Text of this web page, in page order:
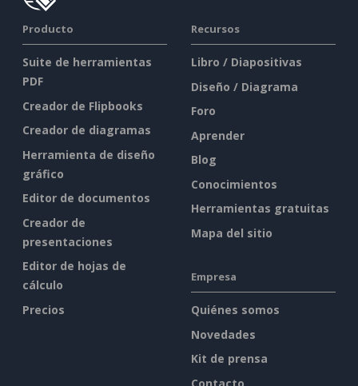
Producto
Suite de herramientas
PDF
Creador de Flipbooks
Creador de diagramas
Herramienta de diseño
gráfico
Editor de documentos
Creador de
presentaciones
Editor de hojas de
cálculo
Precios
Recursos
Libro / Diapositivas
Diseño / Diagrama
Foro
Aprender
Blog
Conocimientos
Herramientas gratuitas
Mapa del sitio
Empresa
Quiénes somos
Novedades
Kit de prensa